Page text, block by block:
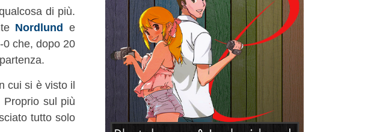
di più.
Nordlund e
che, dopo 20
cui si è visto il
sul più
tutto solo